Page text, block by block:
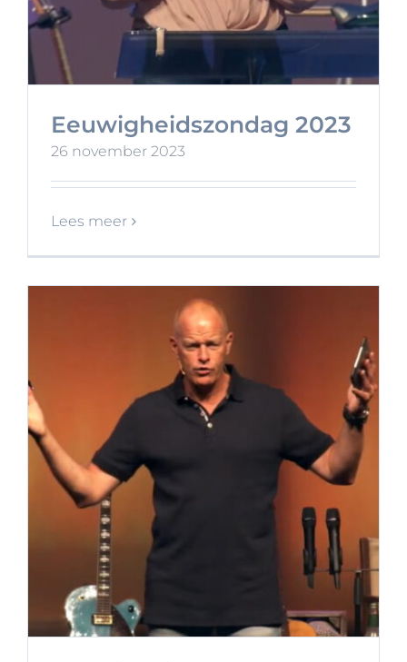
Eeuwigheidszondag 2023
26 november 2023
Lees meer